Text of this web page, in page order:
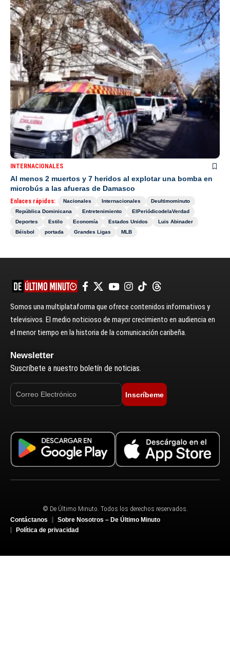
INTERNACIONALES
Al menos 2 muertos y 7 heridos al explotar una bomba en
microbús a las afueras de Damasco
Enlaces rápidos: Nacionales Internacionales
Deultimominuto
República Dominicana
Entretenimiento
ElPeriódicodelaVerdad
Deportes
Estilo Economía Estados Unidos
Luis Abinader
Béisbol
portada Grandes Ligas MLB
Somos una multiplataforma que ofrece contenidos informativos y
televisivos. El medio noticioso de mayor crecimiento en audiencia en
el menor tiempo en la historia de la comunicación caribeña.
Newsletter
Suscríbete a nuestro boletín de noticias.
Inscríbeme
© De Último Minuto. Todos los derechos reservados.
Contáctanos
Sobre Nosotros – De Último Minuto
Política de privacidad